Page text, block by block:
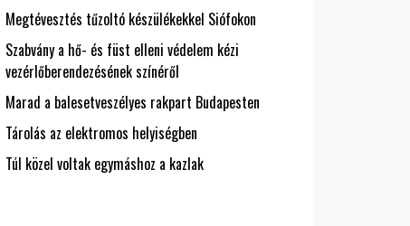
Megtévesztés tűzoltó készülékekkel Siófokon
Szabvány a hő- és füst elleni védelem kézi
vezérlőberendezésének színéről
Marad a balesetveszélyes rakpart Budapesten
Tárolás az elektromos helyiségben
Túl közel voltak egymáshoz a kazlak